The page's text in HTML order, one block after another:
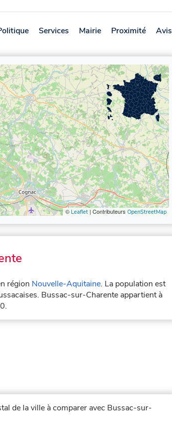
Services Mairie Proximité Avis
© Leaflet | Contributeurs OpenStreetMap
région Nouvelle-Aquitaine. La population est
Bussac-sur-Charente appartient à
de la ville à comparer avec Bussac-sur-